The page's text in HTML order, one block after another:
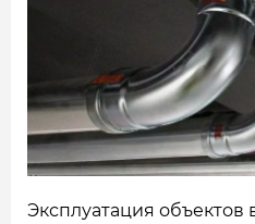
ДОСТАВКА И ОПЛАТА
НАШИ ОБЪЕКТЫ
ОТЗЫВЫ
Эксплуатация объектов